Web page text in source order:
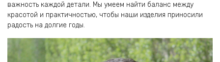
важность каждой детали. Мы умеем найти баланс между
красотой и практичностью, чтобы наши изделия приносили
радость на долгие годы.